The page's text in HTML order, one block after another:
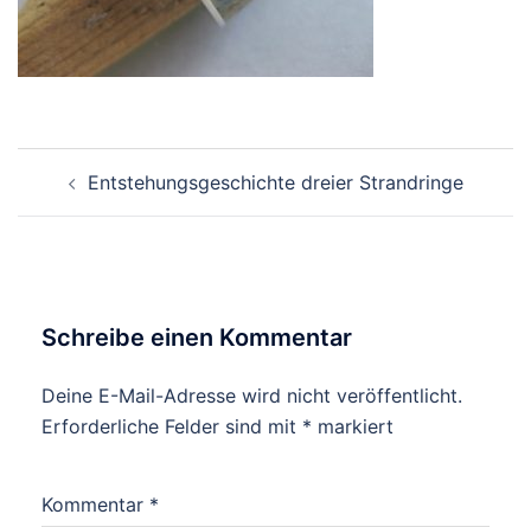
Entstehungsgeschichte dreier Strandringe
Schreibe einen Kommentar
Deine E-Mail-Adresse wird nicht veröffentlicht.
Erforderliche Felder sind mit * markiert
Kommentar *